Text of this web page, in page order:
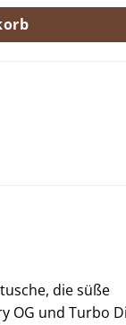
die süße
OG und Turbo